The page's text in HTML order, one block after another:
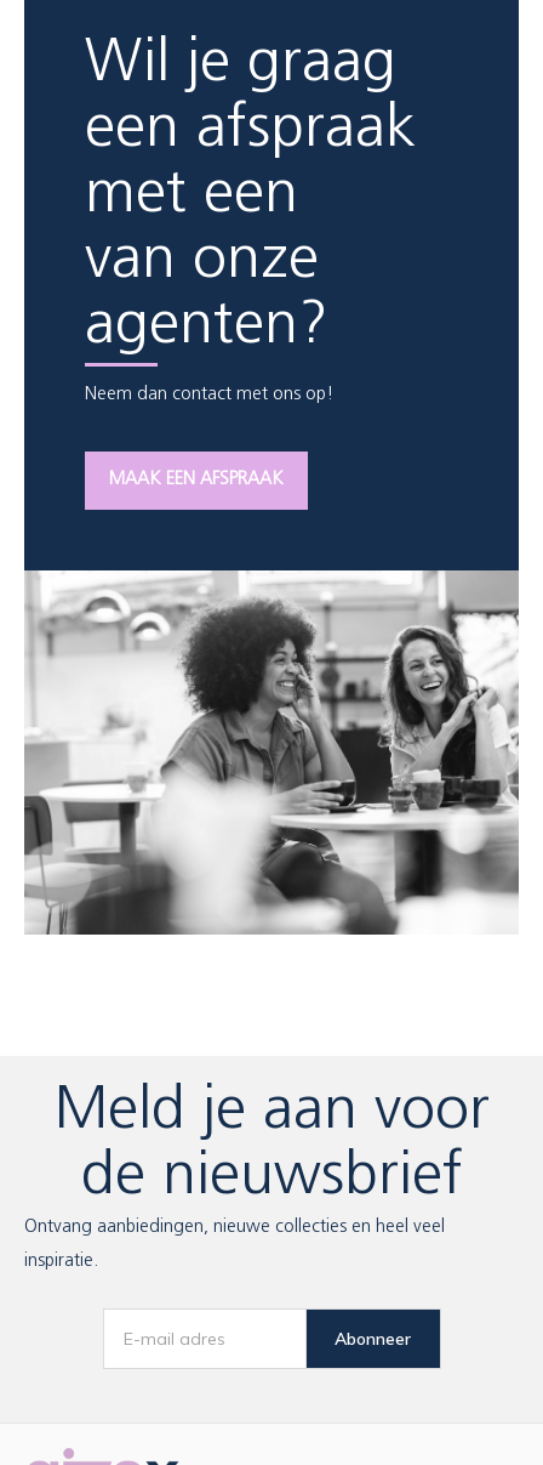
Wil je graag
een afspraak
met een
van onze
agenten?
Neem dan contact met ons op!
MAAK EEN AFSPRAAK
Meld je aan voor
de nieuwsbrief
Ontvang aanbiedingen, nieuwe collecties en heel veel
inspiratie.
Abonneer